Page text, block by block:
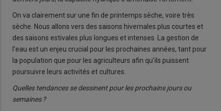
On va clairement sur une fin de printemps sèche, voire très
sèche. Nous allons vers des saisons hivernales plus courtes et
des saisons estivales plus longues et intenses. La gestion de
l'eau est un enjeu crucial pour les prochaines années, tant pour
la population que pour les agriculteurs afin qu'ils puissent
poursuivre leurs activités et cultures.
Quelles tendances se dessinent pour les prochains jours ou
semaines ?